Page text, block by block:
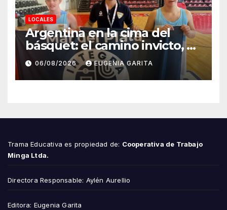
LOCALES
Argentina en la cima del
básquet: el camino invicto, el
esfuerzo familiar y la jugada
que valió un Mundial
06/08/2026 EUGENIA GARITA
Trama Educativa es propiedad de: Cooperativa de Trabajo
Minga Ltda.
Directora Responsable: Aylén Aurellio
Editora: Eugenia Garita